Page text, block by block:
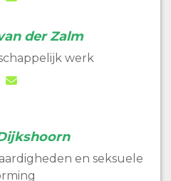
der Zalm
werk
en seksuele